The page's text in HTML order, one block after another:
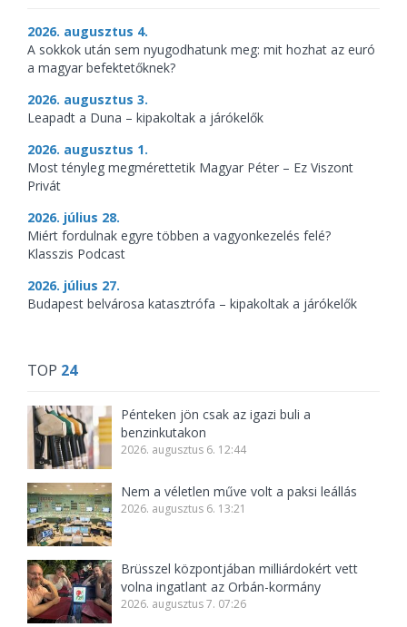
2026. augusztus 4.
A sokkok után sem nyugodhatunk meg: mit hozhat az euró
a magyar befektetőknek?
2026. augusztus 3.
Leapadt a Duna – kipakoltak a járókelők
2026. augusztus 1.
Most tényleg megmérettetik Magyar Péter – Ez Viszont
Privát
2026. július 28.
Miért fordulnak egyre többen a vagyonkezelés felé?
Klasszis Podcast
2026. július 27.
Budapest belvárosa katasztrófa – kipakoltak a járókelők
TOP 24
Pénteken jön csak az igazi buli a
benzinkutakon
2026. augusztus 6. 12:44
Nem a véletlen műve volt a paksi leállás
2026. augusztus 6. 13:21
Brüsszel központjában milliárdokért vett
volna ingatlant az Orbán-kormány
2026. augusztus 7. 07:26